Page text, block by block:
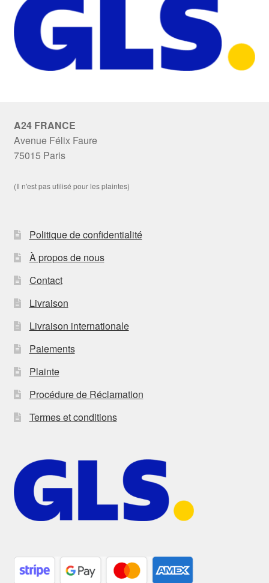
A24 FRANCE
Avenue Félix Faure
75015 Paris
(Il n'est pas utilisé pour les plaintes)
Politique de confidentialité
À propos de nous
Contact
Livraison
Livraison internationale
Paiements
Plainte
Procédure de Réclamation
Termes et conditions